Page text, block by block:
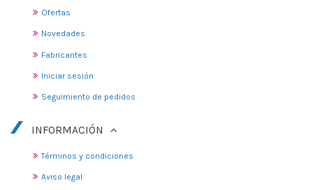
Ofertas
Novedades
Fabricantes
Iniciar sesión
Seguimiento de pedidos
INFORMACIÓN
Términos y condiciones
Aviso legal